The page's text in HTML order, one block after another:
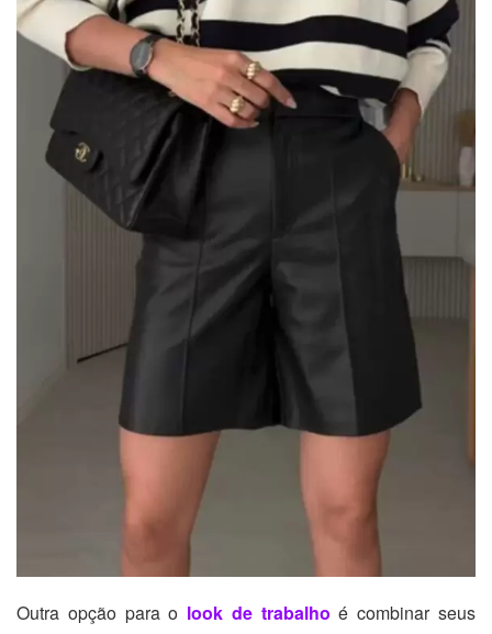
Outra opção para o look de trabalho é combinar seus